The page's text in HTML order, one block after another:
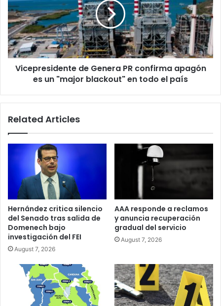
PR
confirma
apagón
es
un
"major
blackout"
Vicepresidente de Genera PR confirma apagón
es un "major blackout" en todo el país
Related Articles
Hernández critica silencio
del Senado tras salida de
Domenech bajo
investigación del FEI
August 7, 2026
AAA responde a reclamos
y anuncia recuperación
gradual del servicio
August 7, 2026